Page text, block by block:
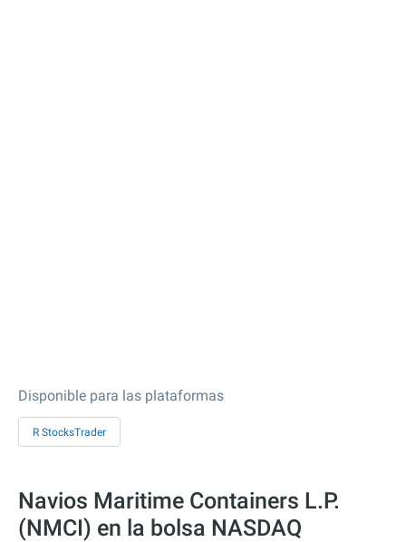
Disponible para las plataformas
R StocksTrader
Navios Maritime Containers L.P.
(NMCI) en la bolsa NASDAQ